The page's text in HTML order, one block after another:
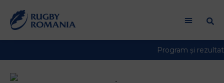
in
screen